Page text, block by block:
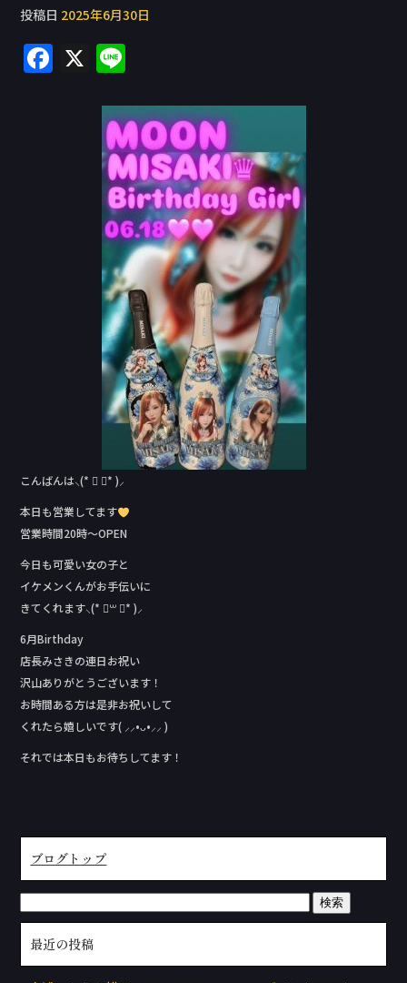
投稿日 2025年6月30日
F X
e
こんばんは⸜(* ॑ ॑* )⸝
本日も営業してます
営業時間20時〜OPEN
今日も可愛い女の子と
イケメンくんがお手伝いに
きてくれます⸜(* ॑꒳ ॑* )⸝
6月Birthday
店長みさきの連日お祝い
沢山ありがとうございます！
お時間ある方は是非お祝いして
くれたら嬉しいです( ⸝⸝•ᴗ•⸝⸝ )
それでは本日もお待ちしてます！
ブログトップ
最近の投稿